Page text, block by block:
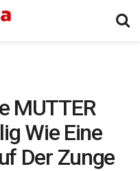
MUTTER
Wie Eine
Der Zunge